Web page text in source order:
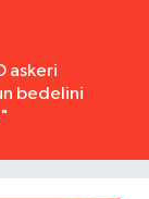
askeri
bedelini